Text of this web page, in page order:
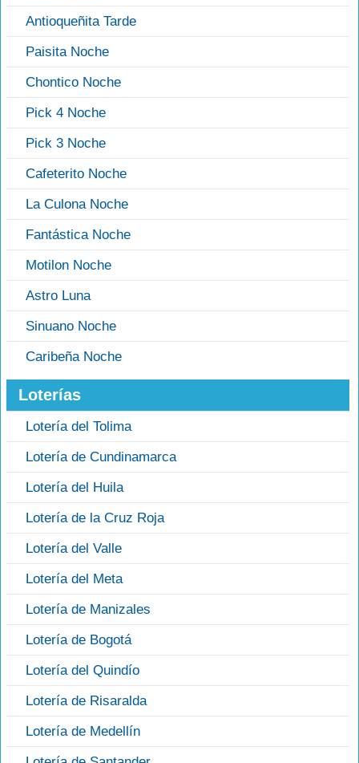
Antioqueñita Tarde
Paisita Noche
Chontico Noche
Pick 4 Noche
Pick 3 Noche
Cafeterito Noche
La Culona Noche
Fantástica Noche
Motilon Noche
Astro Luna
Sinuano Noche
Caribeña Noche
Loterías
Lotería del Tolima
Lotería de Cundinamarca
Lotería del Huila
Lotería de la Cruz Roja
Lotería del Valle
Lotería del Meta
Lotería de Manizales
Lotería de Bogotá
Lotería del Quindío
Lotería de Risaralda
Lotería de Medellín